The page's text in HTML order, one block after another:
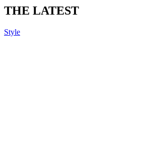
THE LATEST
Style